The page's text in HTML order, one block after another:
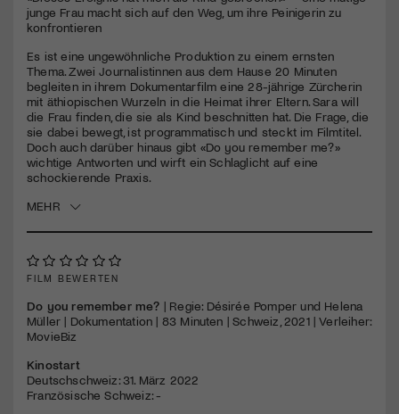
junge Frau macht sich auf den Weg, um ihre Peinigerin zu
konfrontieren
Es ist eine ungewöhnliche Produktion zu einem ernsten
Thema. Zwei Journalistinnen aus dem Hause 20 Minuten
begleiten in ihrem Dokumentarfilm eine 28-jährige Zürcherin
mit äthiopischen Wurzeln in die Heimat ihrer Eltern. Sara will
die Frau finden, die sie als Kind beschnitten hat. Die Frage, die
sie dabei bewegt, ist programmatisch und steckt im Filmtitel.
Doch auch darüber hinaus gibt «Do you remember me?»
wichtige Antworten und wirft ein Schlaglicht auf eine
schockierende Praxis.
MEHR
FILM BEWERTEN
Do you remember me? | Regie: Désirée Pomper und Helena
Müller | Dokumentation | 83 Minuten | Schweiz, 2021 | Verleiher:
MovieBiz
Kinostart
Deutschschweiz: 31. März 2022
Französische Schweiz: -